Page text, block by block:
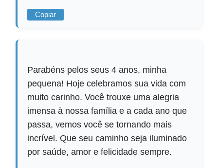
Copiar
Parabéns pelos seus 4 anos, minha
pequena! Hoje celebramos sua vida com
muito carinho. Você trouxe uma alegria
imensa à nossa família e a cada ano que
passa, vemos você se tornando mais
incrível. Que seu caminho seja iluminado
por saúde, amor e felicidade sempre.